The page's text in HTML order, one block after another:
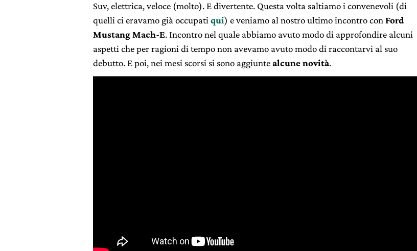
Suv, elettrica, veloce (molto). E divertente. Questa volta saltiamo i convenevoli (di
quelli ci eravamo già occupati qui) e veniamo al nostro ultimo incontro con Ford
Mustang Mach-E. Incontro nel quale abbiamo avuto modo di approfondire alcuni
aspetti che per ragioni di tempo non avevamo avuto modo di raccontarvi al suo
debutto. E poi, nei mesi scorsi si sono aggiuntealcune novità.